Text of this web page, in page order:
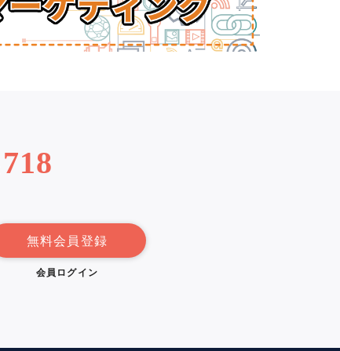
718
無料会員登録
会員ログイン